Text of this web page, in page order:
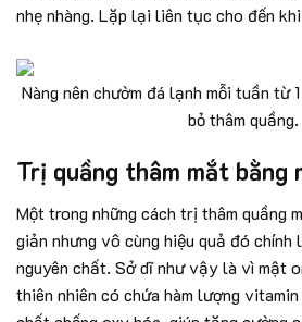
nhẹ nhàng. Lặp lại liên tục cho đến
Nàng nên chườm đá lạnh mỗi tuần từ
bỏ thâm quầng.
Trị quầng thâm mắt bằng
Một trong những cách trị thâm quầng
giản nhưng vô cùng hiệu quả đó chính
nguyên chất. Sở dĩ như vậy là vì mật
thiên nhiên có chứa hàm lượng